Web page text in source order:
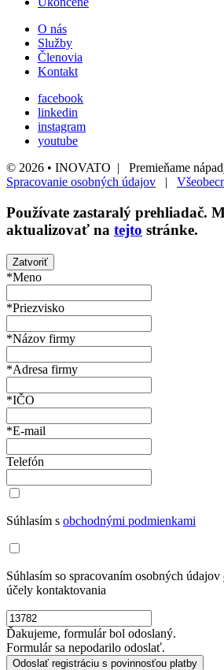
O nás
Služby
Členovia
Kontakt
facebook
linkedin
instagram
youtube
© 2026 • INOVATO | Premieňame
Spracovanie osobných údajov |
Používate zastaralý prehliadač.
aktualizovať na tejto stránke.
Zatvoriť
*Meno
*Priezvisko
*Názov firmy
*Adresa firmy
*IČO
*E-mail
Telefón
Súhlasím s obchodnými podmienkami
Súhlasím so spracovaním osobných údajov
účely kontaktovania
Ďakujeme, formulár bol odoslaný.
Formulár sa nepodarilo odoslať.